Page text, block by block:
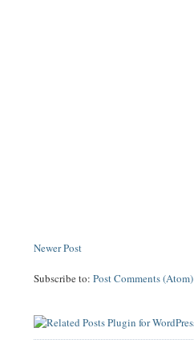
Newer Post
Subscribe to:Post Comments (Atom)